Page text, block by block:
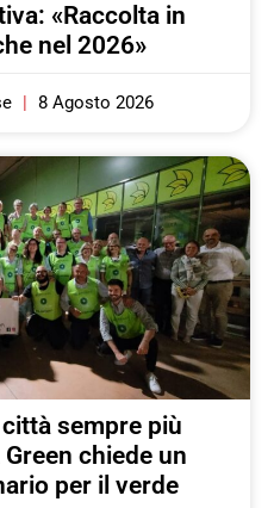
«Raccolta in
nel 2026»
8 Agosto 2026
sempre più
chiede un
per il verde